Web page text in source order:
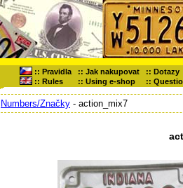
:: Pravidla :: Jak nakupovat :: Dotazy
:: Rules :: Using e-shop ::
Numbers/Značky - action_mix7